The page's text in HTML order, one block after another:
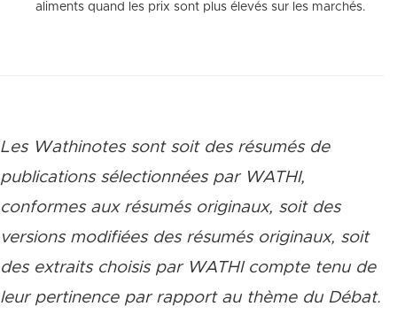
aliments quand les prix sont plus élevés sur les marchés.
Les Wathinotes sont soit des résumés de
publications sélectionnées par WATHI,
conformes aux résumés originaux, soit des
versions modifiées des résumés originaux, soit
des extraits choisis par WATHI compte tenu de
leur pertinence par rapport au thème du Débat.